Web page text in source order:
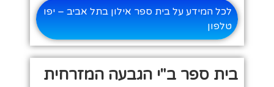
לכל המידע על בית ספר אילון בתל אביב – יפו
טלפון
בית ספר ב"י הגבעה המזרחית